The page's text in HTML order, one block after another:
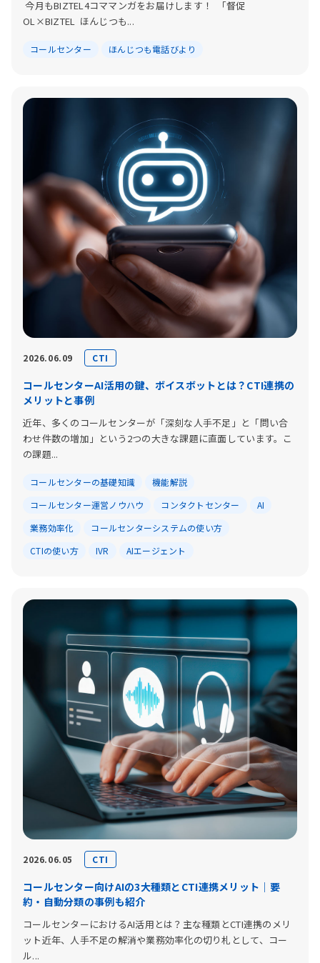
今月もBIZTEL4コママンガをお届けします！ 「督促
OL×BIZTEL ほんじつも...
コールセンター ほんじつも電話びより
2026.06.09 CTI
コールセンターAI活用の鍵、ボイスボットとは？CTI連携の
メリットと事例
近年、多くのコールセンターが「深刻な人手不足」と「問い合
わせ件数の増加」という2つの大きな課題に直面しています。こ
の課題...
コールセンターの基礎知識
機能解説
コールセンター運営ノウハウ
コンタクトセンター
AI
業務効率化
コールセンターシステムの使い方
CTIの使い方
IVR AIエージェント
2026.06.05 CTI
コールセンター向けAIの3大種類とCTI連携メリット｜要
約・自動分類の事例も紹介
コールセンターにおけるAI活用とは？主な種類とCTI連携のメリ
ット近年、人手不足の解消や業務効率化の切り札として、コー
ル...